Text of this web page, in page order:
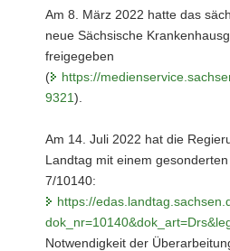
Am 8. März 2022 hatte das
neue Sächsische
freigegeben
(
https://
9321).
Am 14. Juli 2022 hat die
Landtag mit einem
7/10140:
https://
Notwendigkeit der